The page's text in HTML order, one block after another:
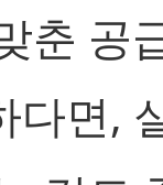
춘 공
다면,